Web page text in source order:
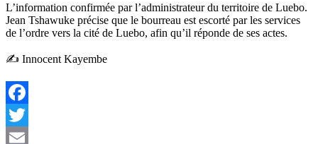
L’information confirmée par l’administrateur du territoire de Luebo.
Jean Tshawuke précise que le bourreau est escorté par les services
de l’ordre vers la cité de Luebo, afin qu’il réponde de ses actes.
✍️ Innocent Kayembe
Facebook
Twitter